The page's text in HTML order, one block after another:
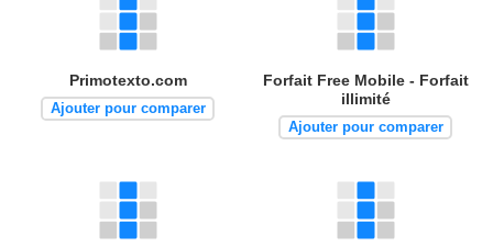
Primotexto.com
Ajouter pour comparer
Forfait Free Mobile - Forfait
illimité
Ajouter pour comparer